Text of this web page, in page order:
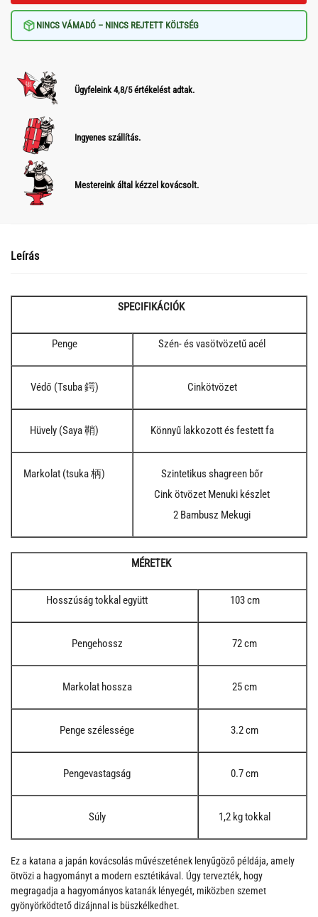
NINCS VÁMADÓ – NINCS REJTETT KÖLTSÉG
Ügyfeleink 4,8/5 értékelést adtak.
Ingyenes szállítás.
Mestereink által kézzel kovácsolt.
Leírás
SPECIFIKÁCIÓK
Penge Szén- és vasötvözetű acél
Védő (Tsuba 鍔) Cinkötvözet
Hüvely (Saya 鞘) Könnyű lakkozott és festett fa
Markolat (tsuka 柄)
Szintetikus shagreen bőr
Cink ötvözet Menuki készlet
2 Bambusz Mekugi
MÉRETEK
Hosszúság tokkal együtt 103 cm
Pengehossz 72 cm
Markolat hossza 25 cm
Penge szélessége 3.2 cm
Pengevastagság 0.7 cm
Súly 1,2 kg tokkal
Ez a katana a japán kovácsolás művészetének lenyűgöző példája, amely
ötvözi a hagyományt a modern esztétikával. Úgy tervezték, hogy
megragadja a hagyományos katanák lényegét, miközben szemet
gyönyörködtető dizájnnal is büszkélkedhet.